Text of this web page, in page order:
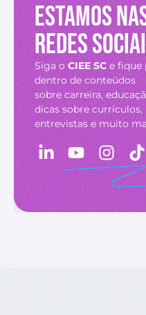
Estamos
redes
Siga o CIEE SCe fique
dentro de conteúdos
sobre carreira,
dicas sobre currículos,
entrevistas e muito